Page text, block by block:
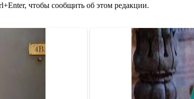
чтобы сообщить об этом редакции.